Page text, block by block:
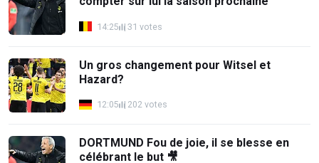
14:25 31 votes
Un gros changement pour Witsel et
Hazard?
12:05 202 votes
DORTMUND Fou de joie, il se blesse en
célébrant le but 🎥